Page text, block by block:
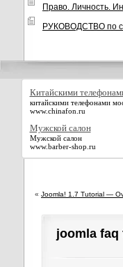
Право. Личность.
РУКОВОДСТВО по
Китайскими
китайскими телефонами
www.chinafon.ru
Мужской салон
Мужской салон
www.barber-shop.ru
« Joomla! 1.7 Tutorial —
joomla